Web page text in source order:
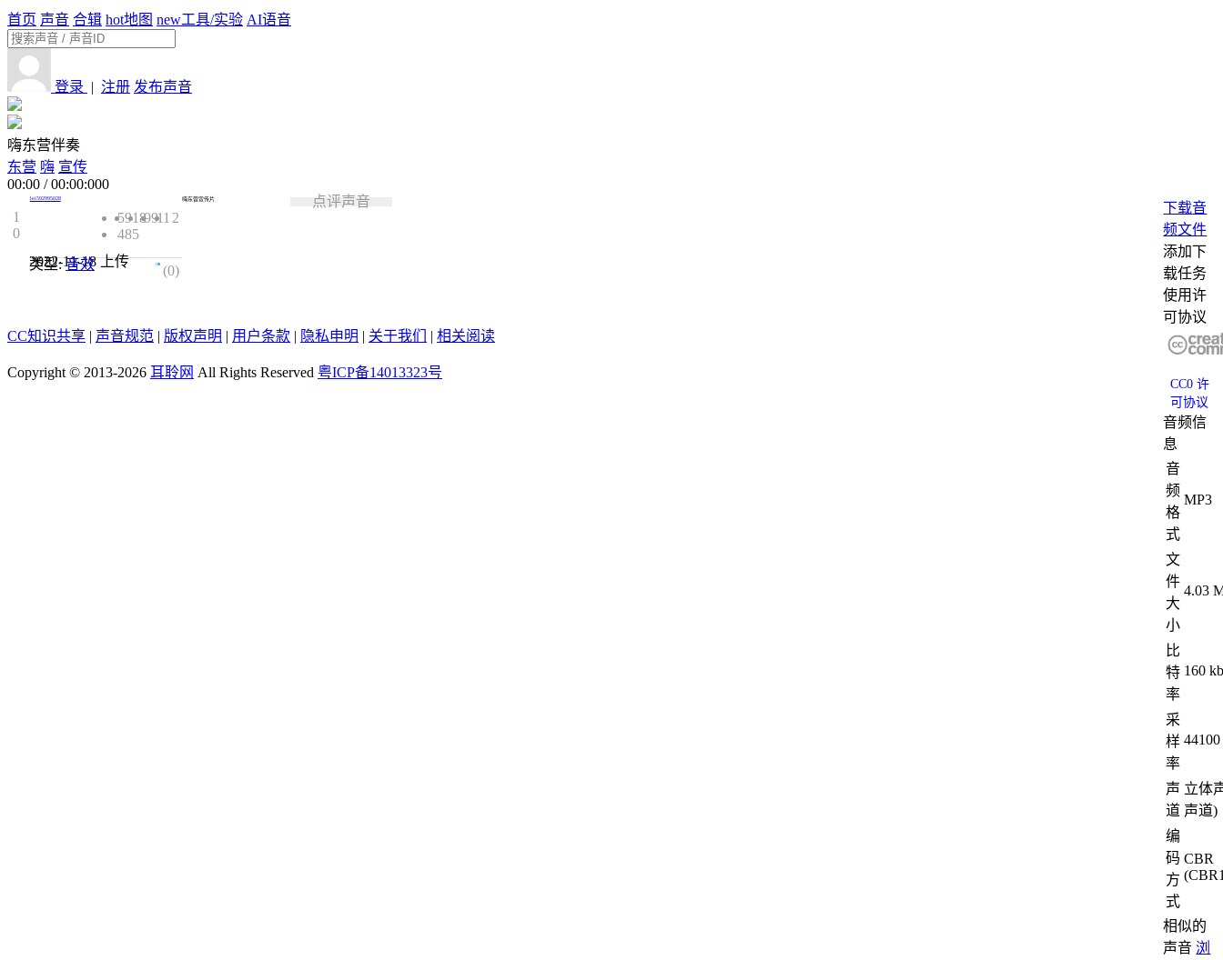
首页 声音 合辑 hot地图 new工具/实验 AI语音
登录 | 注册 发布声音
嗨东营伴奏
东营 嗨 宣传
00:00 /00:00:000
1
0
lei592995028
59189911 2
485
2022-11-18上传
类型:音效 0.0
(0)
下载音
频文件
添加下
载任务
使用许
可协议
CC0 许
可协议
音频信
息
音
频
格
式
MP3
文
件
大
小
4.03
比
特
率
160
采
样
率
声
道
立体
声道)
编
码
方
式
CBR
相似的
声音 浏
嗨东营宣传片 点评声音
CC知识共享 | 声音规范 | 版权声明 | 用户条款 | 隐私申明 | 关于我们 | 相关阅读
Copyright © 2013-2026 耳聆网 All Rights Reserved 粤ICP备14013323号